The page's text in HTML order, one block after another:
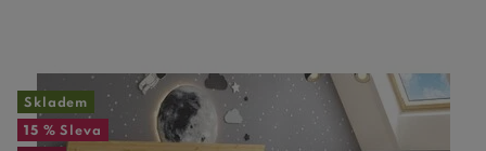
Skladem
15 % Sleva